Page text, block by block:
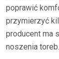
poprawić
przymierzyć
producent ma
noszenia toreb.